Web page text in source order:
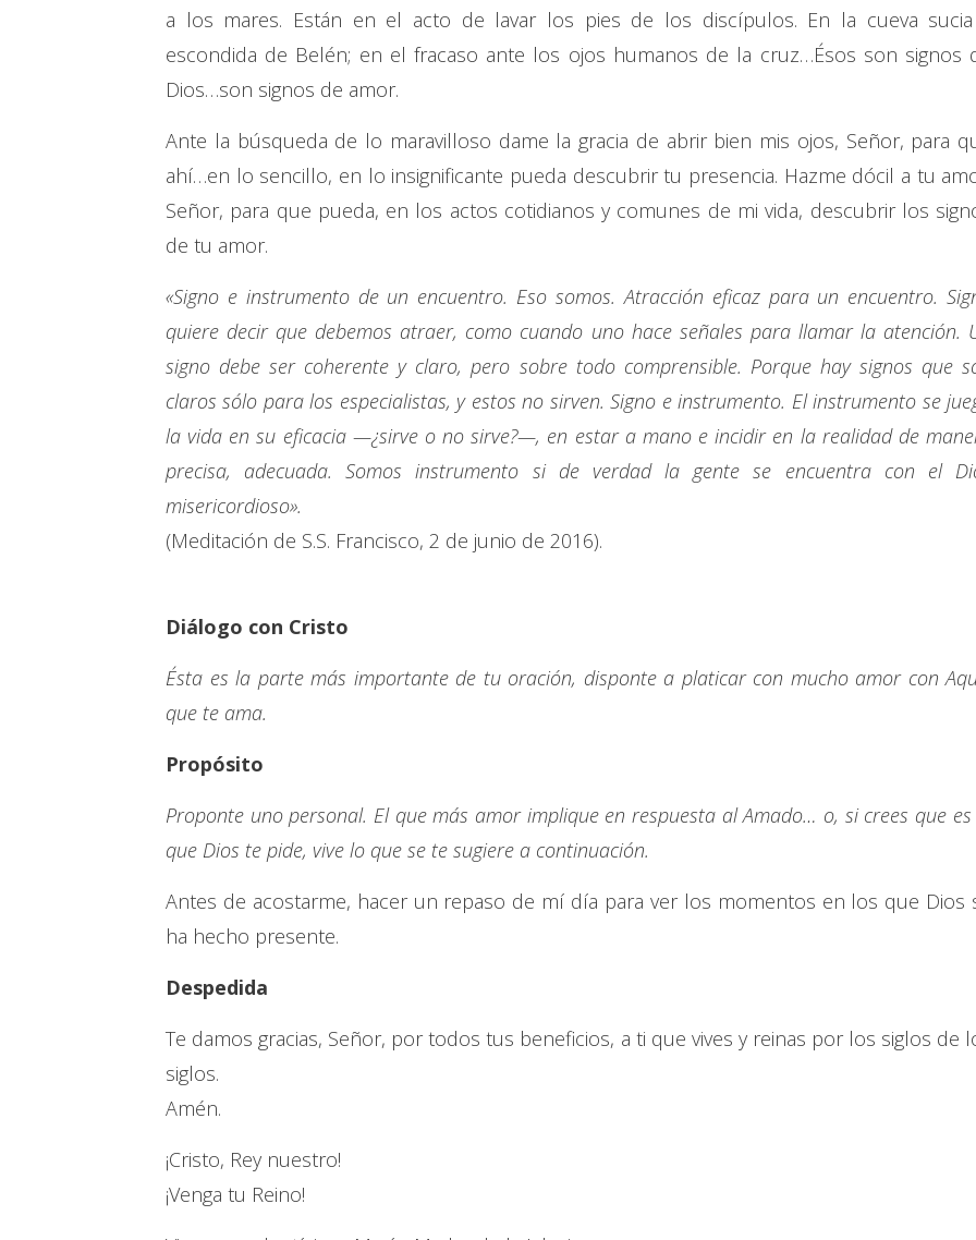
a los mares. Están en el acto de lavar los pies de los discípulos. En la cueva
escondida de Belén; en el fracaso ante los ojos humanos de la cruz…Ésos son signos
Dios…son signos de amor.
Ante la búsqueda de lo maravilloso dame la gracia de abrir bien mis ojos, Señor, para
ahí…en lo sencillo, en lo insignificante pueda descubrir tu presencia. Hazme dócil a tu
Señor, para que pueda, en los actos cotidianos y comunes de mi vida, descubrir los
de tu amor.
«Signo e instrumento de un encuentro. Eso somos. Atracción eficaz para un encuentro.
quiere decir que debemos atraer, como cuando uno hace señales para llamar la atención.
signo debe ser coherente y claro, pero sobre todo comprensible. Porque hay signos que
claros sólo para los especialistas, y estos no sirven. Signo e instrumento. El instrumento se
la vida en su eficacia —¿sirve o no sirve?—, en estar a mano e incidir en la realidad de
precisa, adecuada. Somos instrumento si de verdad la gente se encuentra con el
misericordioso».
(Meditación de S.S. Francisco, 2 de junio de 2016).
Diálogo con Cristo
Ésta es la parte más importante de tu oración, disponte a platicar con mucho amor con
que te ama.
Propósito
Proponte uno personal. El que más amor implique en respuesta al Amado… o, si crees que
que Dios te pide, vive lo que se te sugiere a continuación.
Antes de acostarme, hacer un repaso de mí día para ver los momentos en los que Dios
ha hecho presente.
Despedida
Te damos gracias, Señor, por todos tus beneficios, a ti que vives y reinas por los siglos de
siglos.
Amén.
¡Cristo, Rey nuestro!
¡Venga tu Reino!